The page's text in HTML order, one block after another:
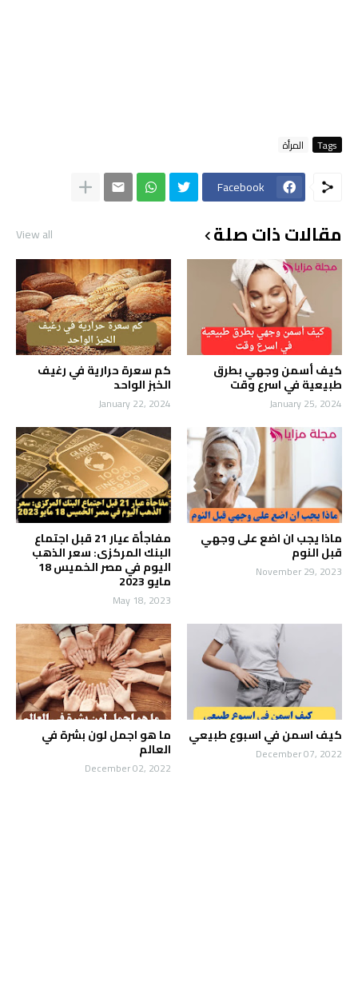
Tags المرأة
Facebook
مقالات ذات صلة View all
كيف أسمن وجهي بطرق
طبيعية في اسرع وقت
January 25, 2024
كم سعرة حرارية في رغيف
الخبز الواحد
January 22, 2024
ماذا يجب ان اضع على وجهي
قبل النوم
November 29, 2023
مفاجأة عيار 21 قبل اجتماع
البنك المركزى: سعر الذهب
اليوم في مصر الخميس 18
مايو 2023
May 18, 2023
كيف اسمن في اسبوع طبيعي
December 07, 2022
ما هو اجمل لون بشرة في
العالم
December 02, 2022